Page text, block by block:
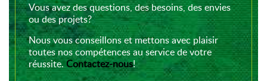
Vous avez des questions, des besoins, des envies
ou des projets?
Nous vous conseillons et mettons avec plaisir
toutes nos compétences au service de votre
réussite.Contactez-nous!